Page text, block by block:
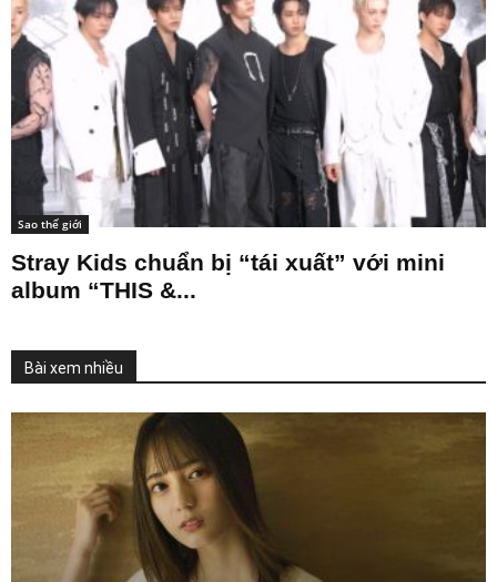
Sao thế giới
Stray Kids chuẩn bị “tái xuất” với mini
album “THIS &...
Bài xem nhiều